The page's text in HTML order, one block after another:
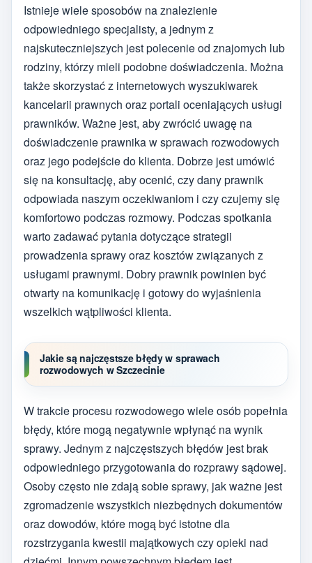
Istnieje wiele sposobów na znalezienie
odpowiedniego specjalisty, a jednym z
najskuteczniejszych jest polecenie od znajomych lub
rodziny, którzy mieli podobne doświadczenia. Można
także skorzystać z internetowych wyszukiwarek
kancelarii prawnych oraz portali oceniających usługi
prawników. Ważne jest, aby zwrócić uwagę na
doświadczenie prawnika w sprawach rozwodowych
oraz jego podejście do klienta. Dobrze jest umówić
się na konsultację, aby ocenić, czy dany prawnik
odpowiada naszym oczekiwaniom i czy czujemy się
komfortowo podczas rozmowy. Podczas spotkania
warto zadawać pytania dotyczące strategii
prowadzenia sprawy oraz kosztów związanych z
usługami prawnymi. Dobry prawnik powinien być
otwarty na komunikację i gotowy do wyjaśnienia
wszelkich wątpliwości klienta.
Jakie są najczęstsze błędy w sprawach
rozwodowych w Szczecinie
W trakcie procesu rozwodowego wiele osób popełnia
błędy, które mogą negatywnie wpłynąć na wynik
sprawy. Jednym z najczęstszych błędów jest brak
odpowiedniego przygotowania do rozprawy sądowej.
Osoby często nie zdają sobie sprawy, jak ważne jest
zgromadzenie wszystkich niezbędnych dokumentów
oraz dowodów, które mogą być istotne dla
rozstrzygania kwestii majątkowych czy opieki nad